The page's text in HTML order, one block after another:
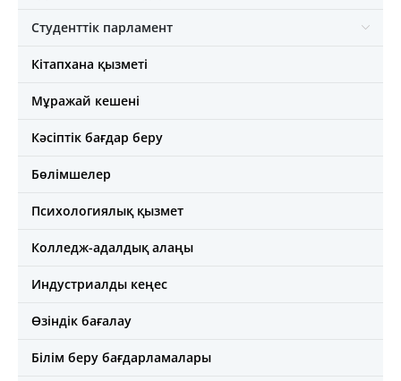
Студенттік парламент
Кітапхана қызметі
Мұражай кешені
Кәсіптік бағдар беру
Бөлімшелер
Психологиялық қызмет
Колледж-адалдық алаңы
Индустриалды кеңес
Өзіндік бағалау
Білім беру бағдарламалары